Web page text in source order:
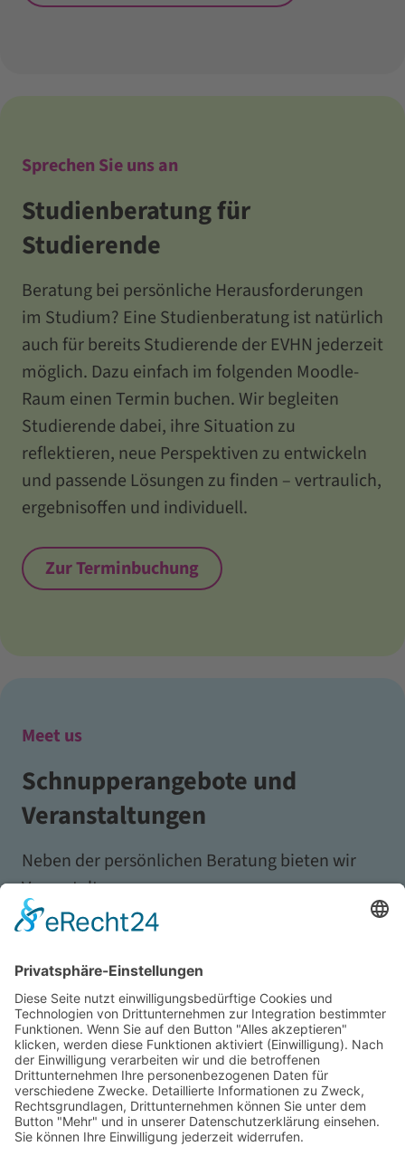
Sprechen Sie uns an
Studienberatung für
Studierende
Beratung bei persönliche Herausforderungen
im Studium? Eine Studienberatung ist natürlich
auch für bereits Studierende der EVHN jederzeit
möglich. Dazu einfach im folgenden Moodle-
Raum einen Termin buchen. Wir begleiten
Studierende dabei, ihre Situation zu
reflektieren, neue Perspektiven zu entwickeln
und passende Lösungen zu finden – vertraulich,
ergebnisoffen und individuell.
Zur Terminbuchung
Meet us
Schnupperangebote und
Veranstaltungen
Neben der persönlichen Beratung bieten wir
Veranstaltungen,
Schnupperstudienprogramme und Infotage an.
und potenzielle Kommilitoninnen und
Kommilitonen kennenlernen – und bekommst
einen realistischen Eindruck davon, was dich im
Studium erwartet.
Mehr zum Schnupperstudium